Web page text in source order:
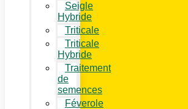
Seigle
Hybride
Triticale
Triticale
Hybride
Traitement
de
semences
Féverole